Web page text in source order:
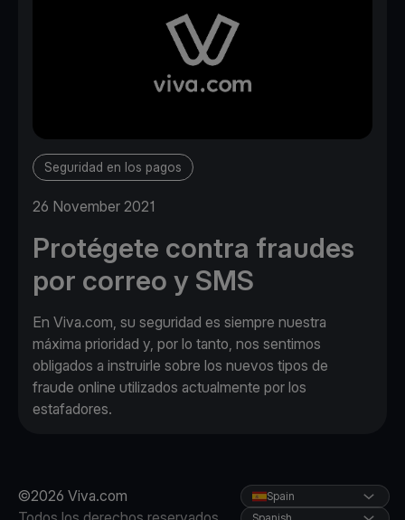
Seguridad en los pagos
26 November 2021
Protégete contra fraudes
por correo y SMS
En Viva.com, su seguridad es siempre nuestra
máxima prioridad y, por lo tanto, nos sentimos
obligados a instruirle sobre los nuevos tipos de
fraude online utilizados actualmente por los
estafadores.
©2026 Viva.com
Spain